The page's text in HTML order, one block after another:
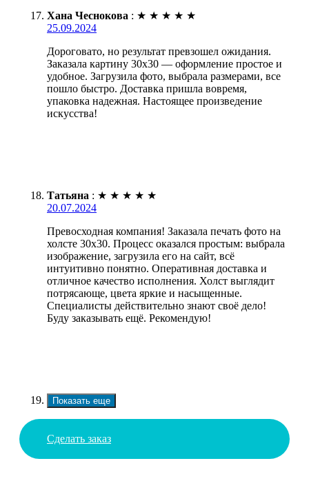
Хана Чеснокова : ★ ★ ★ ★ ★
25.09.2024
Дороговато, но результат превзошел ожидания.
Заказала картину 30х30 — оформление простое и
удобное. Загрузила фото, выбрала размерами, все
пошло быстро. Доставка пришла вовремя,
упаковка надежная. Настоящее произведение
искусства!
Татьяна : ★ ★ ★ ★ ★
20.07.2024
Превосходная компания! Заказала печать фото на
холсте 30х30. Процесс оказался простым: выбрала
изображение, загрузила его на сайт, всё
интуитивно понятно. Оперативная доставка и
отличное качество исполнения. Холст выглядит
потрясающе, цвета яркие и насыщенные.
Специалисты действительно знают своё дело!
Буду заказывать ещё. Рекомендую!
Показать еще
Сделать заказ